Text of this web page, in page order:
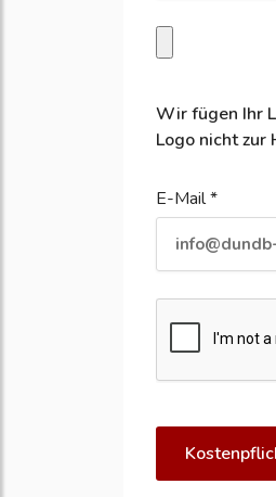
Wir fügen Ihr
Logo nicht zur
E-Mail *